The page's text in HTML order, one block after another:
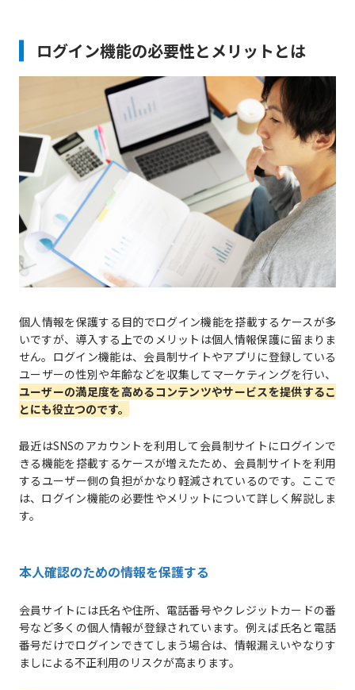
ログイン機能の必要性とメリットとは
個人情報を保護する目的でログイン機能を搭載するケースが多
いですが、導入する上でのメリットは個人情報保護に留まりま
せん。ログイン機能は、会員制サイトやアプリに登録している
ユーザーの性別や年齢などを収集してマーケティングを行い、
ユーザーの満足度を高めるコンテンツやサービスを提供するこ
とにも役立つのです。
最近はSNSのアカウントを利用して会員制サイトにログインで
きる機能を搭載するケースが増えたため、会員制サイトを利用
するユーザー側の負担がかなり軽減されているのです。ここで
は、ログイン機能の必要性やメリットについて詳しく解説しま
す。
本人確認のための情報を保護する
会員サイトには氏名や住所、電話番号やクレジットカードの番
号など多くの個人情報が登録されています。例えば氏名と電話
番号だけでログインできてしまう場合は、情報漏えいやなりす
ましによる不正利用のリスクが高まります。